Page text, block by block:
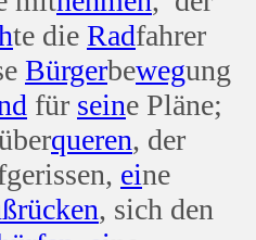
te die Radfahrer
Bürgerbewegung
für seine Pläne;
queren, der
eine
rücken, sich den